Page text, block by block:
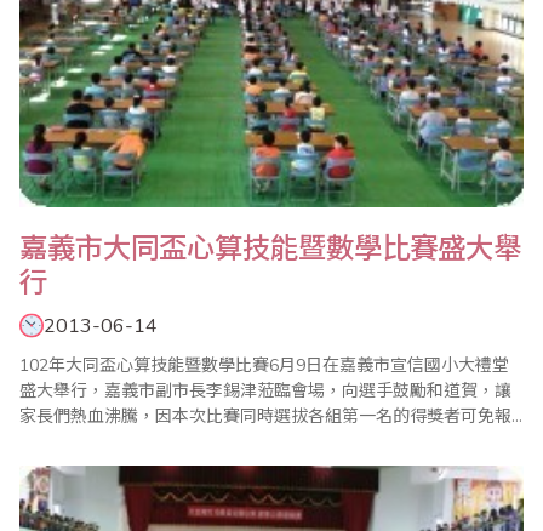
嘉義市大同盃心算技能暨數學比賽盛大舉
行
2013-06-14
102年大同盃心算技能暨數學比賽6月9日在嘉義市宣信國小大禮堂
盛大舉行，嘉義市副市長李錫津蒞臨會場，向選手鼓勵和道賀，讓
家長們熱血沸騰，因本次比賽同時選拔各組第一名的得獎者可免報
比賽暨國際心算及全國數學競技大賽」，所以每位選手無不全力衝
刺。 上午11點成績全部都揭曉，旋即進行頒獎典禮，現場來賓有嘉
義市果菜市場總經理陳國華（省商會理事..